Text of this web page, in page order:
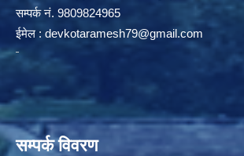
सम्पर्क न‌ं. 9809824965
ईमेल : devkotaramesh79@gmail.com
सम्पर्क विवरण